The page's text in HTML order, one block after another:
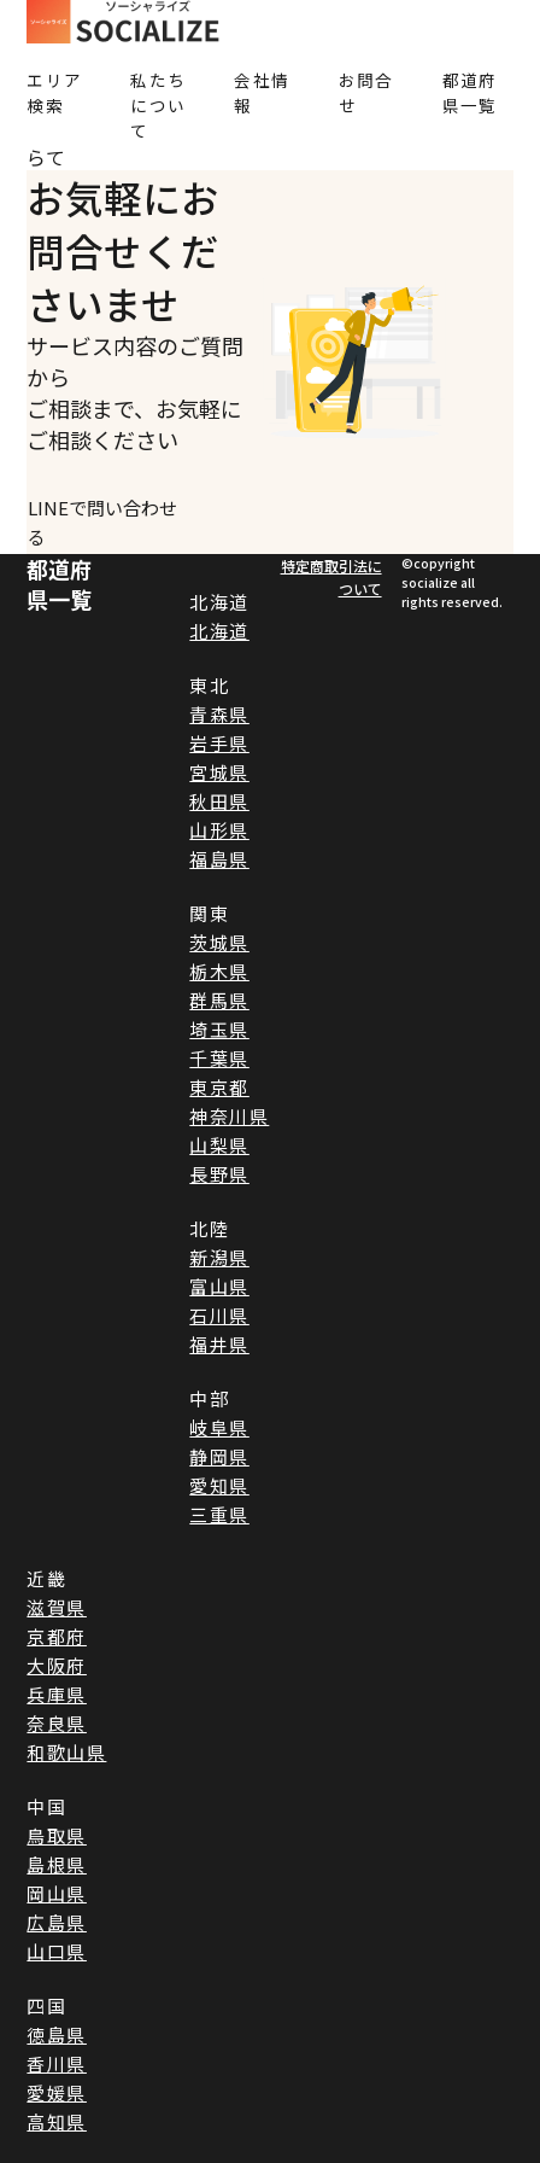
エリア
検索
私たち
につい
て
会社情
報
お問合
せ
都道府
県一覧
らて
お気軽にお
問合せくだ
さいませ
サービス内容のご質問
から
ご相談まで、お気軽に
ご相談ください
LINEで問い合わせ
る
都道府
県一覧
北海道
北海道
東北
青森県
岩手県
宮城県
秋田県
山形県
福島県
関東
茨城県
栃木県
群馬県
埼玉県
千葉県
東京都
神奈川県
山梨県
長野県
北陸
新潟県
富山県
石川県
福井県
中部
岐阜県
静岡県
愛知県
三重県
近畿
滋賀県
京都府
大阪府
兵庫県
奈良県
和歌山県
中国
鳥取県
島根県
岡山県
広島県
山口県
四国
徳島県
香川県
愛媛県
高知県
特定商取引法に
ついて
©︎copyright
socialize all
rights reserved.